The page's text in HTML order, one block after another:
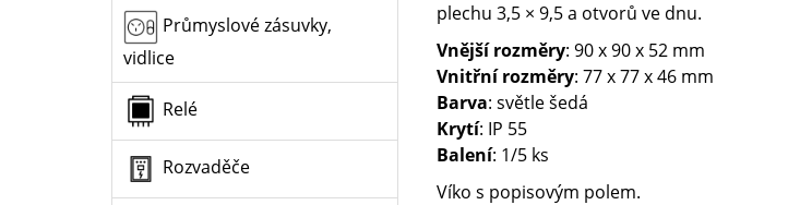
Průmyslové zásuvky,
vidlice
Relé
Rozvaděče
plechu 3,5 × 9,5 a otvorů ve dnu.
Vnější rozměry: 90 x 90 x 52 mm
Vnitřní rozměry: 77 x 77 x 46 mm
Barva: světle šedá
Krytí: IP 55
Balení: 1/5 ks
Víko s popisovým polem.